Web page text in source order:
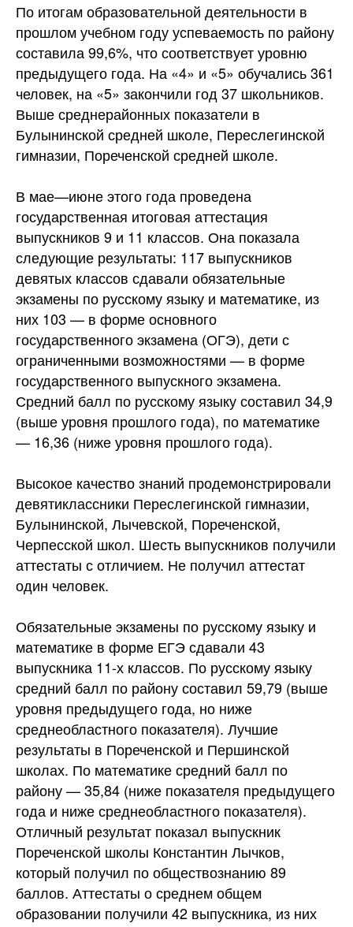
По итогам образовательной деятельности в
прошлом учебном году успеваемость по району
составила 99,6%, что соответствует уровню
предыдущего года. На «4» и «5» обучались 361
человек, на «5» закончили год 37 школьников.
Выше среднерайонных показатели в
Булынинской средней школе, Переслегинской
гимназии, Пореченской средней школе.
В мае—июне этого года проведена
государственная итоговая аттестация
выпускников 9 и 11 классов. Она показала
следующие результаты: 117 выпускников
девятых классов сдавали обязательные
экзамены по русскому языку и математике, из
них 103 — в форме основного
государственного экзамена (ОГЭ), дети с
ограниченными возможностями — в форме
государственного выпускного экзамена.
Средний балл по русскому языку составил 34,9
(выше уровня прошлого года), по математике
— 16,36 (ниже уровня прошлого года).
Высокое качество знаний продемонстрировали
девятиклассники Переслегинской гимназии,
Булынинской, Лычевской, Пореченской,
Черпесской школ. Шесть выпускников получили
аттестаты с отличием. Не получил аттестат
один человек.
Обязательные экзамены по русскому языку и
математике в форме ЕГЭ сдавали 43
выпускника 11-х классов. По русскому языку
средний балл по району составил 59,79 (выше
уровня предыдущего года, но ниже
среднеобластного показателя). Лучшие
результаты в Пореченской и Першинской
школах. По математике средний балл по
району — 35,84 (ниже показателя предыдущего
года и ниже среднеобластного показателя).
Отличный результат показал выпускник
Пореченской школы Константин Лычков,
который получил по обществознанию 89
баллов. Аттестаты о среднем общем
образовании получили 42 выпускника, из них